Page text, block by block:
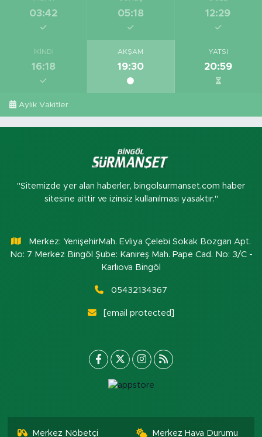
03:42 05:18 12:29
İKINDI
16:18
AKŞAM
19:30
YATSI
20:59
Aylık Vakitler
"Sitemizde yer alan haberler, bingolsurmanset.com haber
sitesine aittir ve izinsiz kullanılması yasaktır."
Merkez: YenişehirMah. Evliya Çelebi Sokak Bozgan Apt.
No: 7 Merkez Bingöl Şube: Kanireş Mah. Pape Cad. No: 3/C -
Karlıova Bingöl
05432134367
[email protected]
Merkez Nöbetçi Merkez Hava Durumu